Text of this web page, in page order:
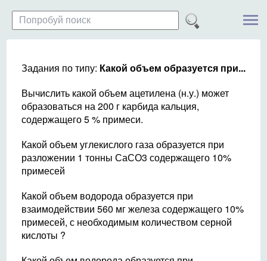
Задания по типу: Какой объем образуется при...
Вычислить какой объем ацетилена (н.у.) может
образоваться на 200 г карбида кальция,
содержащего 5 % примеси.
Какой объем углекислого газа образуется при
разложении 1 тонны СаСО3 содержащего 10%
примесей
Какой объем водорода образуется при
взаимодействии 560 мг железа содержащего 10%
примесей, с необходимым количеством серной
кислоты ?